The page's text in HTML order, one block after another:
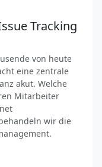
Tracking
von heute
eine zentrale
akut. Welche
Mitarbeiter
wir die